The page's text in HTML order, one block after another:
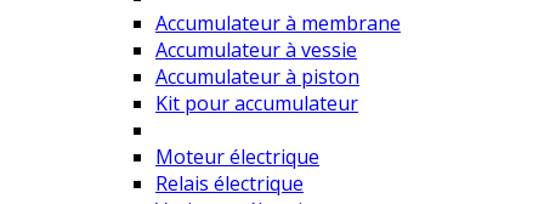
Accumulateur à membrane
Accumulateur à vessie
Accumulateur à piston
Kit pour accumulateur
Moteur électrique
Relais électrique